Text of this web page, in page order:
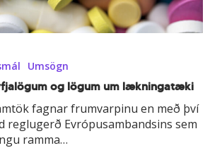
Umsögn
og lögum um lækningatæki
fagnar frumvarpinu en með því
reglugerð Evrópusambandsins sem
ramma…